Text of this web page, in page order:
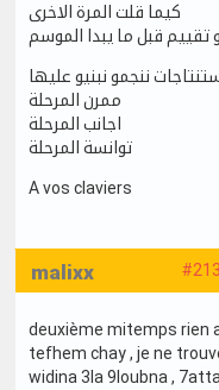
كيما قلت المرة الاخرى
قبل ما يبدا الموسم
ننجمو نبنيو عليها
ممرن المرحلة
اجانب المرحلة
توانسة المرحلة
A vos claviers
#213
malixx
deuxième mitemps rien
tefhem chay , je ne
widina 3la 9loubna ,